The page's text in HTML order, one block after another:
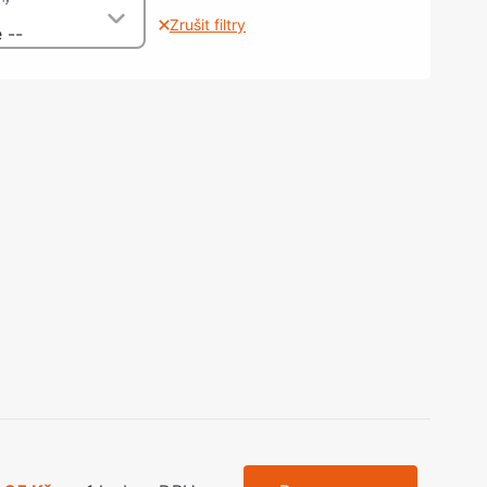
nohy, Nábytkové nohy a
nastavení
-- Zrušit filtry